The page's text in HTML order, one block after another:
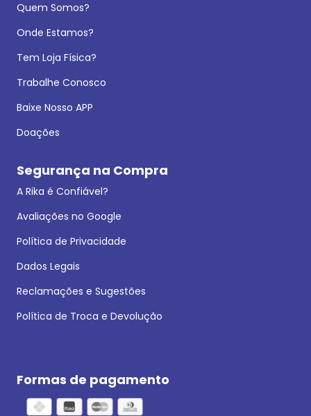
Quem Somos?
Onde Estamos?
Tem Loja Física?
Trabalhe Conosco
Baixe Nosso APP
Doações
Segurança na Compra
A Rika é Confiável?
Avaliações no Google
Política de Privacidade
Dados Legais
Reclamações e Sugestões
Política de Troca e Devolução
Formas de pagamento